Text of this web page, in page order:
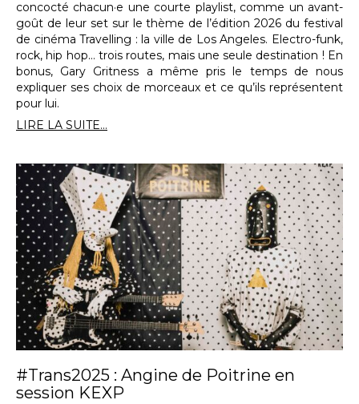
concocté chacun·e une courte playlist, comme un avant-
goût de leur set sur le thème de l’édition 2026 du festival
de cinéma Travelling : la ville de Los Angeles. Electro-funk,
rock, hip hop… trois routes, mais une seule destination ! En
bonus, Gary Gritness a même pris le temps de nous
expliquer ses choix de morceaux et ce qu’ils représentent
pour lui.
LIRE LA SUITE...
#Trans2025 : Angine de Poitrine en
session KEXP